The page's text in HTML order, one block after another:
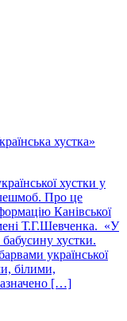
хустка»
хустки у
Про це
Канівської
Т.Г.Шевченка. «У
хустки.
української
білими,
[…]